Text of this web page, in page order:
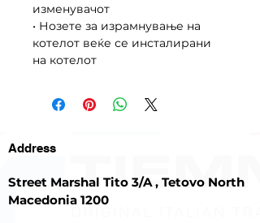
изменувачот
• Нозете за израмнување на
котелот веќе се инсталирани
на котелот
Address
Street Marshal Tito 3/A , Tetovo North
Macedonia 1200